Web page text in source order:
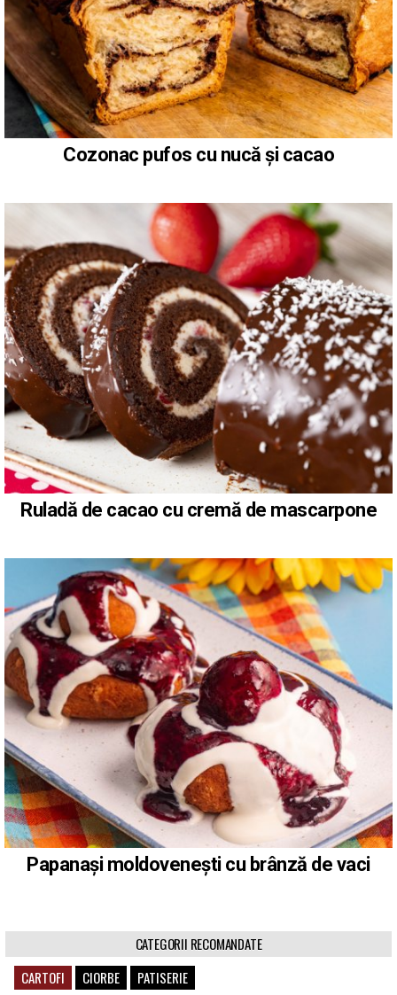
Cozonac pufos cu nucă și cacao
Ruladă de cacao cu cremă de mascarpone
Papanași moldovenești cu brânză de vaci
CATEGORII RECOMANDATE
CARTOFI
CIORBE PATISERIE